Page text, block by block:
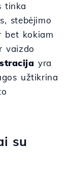
tinka
stebėjimo
bet kokiam
vaizdo
yra
užtikrina
su